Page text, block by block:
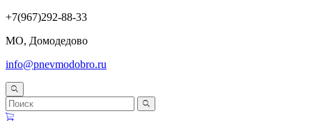
+7(967)292-88-33
МО, Домодедово
info@pnevmodobro.ru